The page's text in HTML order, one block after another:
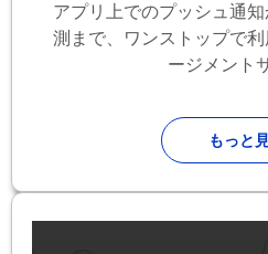
アプリ上でのプッシュ通
測まで、ワンストップで
ージメント
もっと